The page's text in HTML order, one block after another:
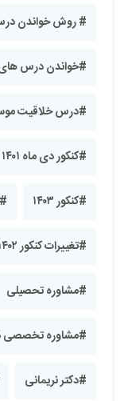
# روش خواندن
#خواندن درس های
#درس خلاقیت
#کنکور دی ماه ۱۴۰۱
#کنکور ۱۴۰۳
#تغییرات کنکور ۱۴۰۲
#مشاوره تحصیلی
#مشاوره تخصصی
#دکتر نریمانی